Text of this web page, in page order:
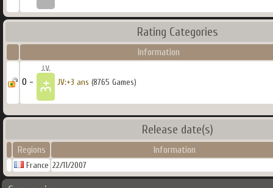
Rating Categories
Information
0 - JV:+3 ans (8765 Games)
Release date(s)
Regions Information
France 22/11/2007